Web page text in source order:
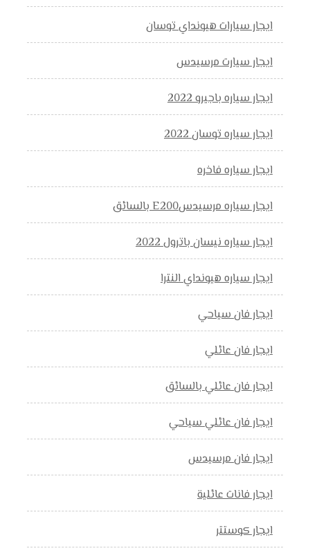
ايجار سيارات هيونداي توسان
ايجار سيارت مرسيدس
ايجار سياره باجيرو 2022
ايجار سياره توسان 2022
ايجار سياره فاخره
ايجار سياره مرسيدسE200 بالسائق
ايجار سياره نيسان باترول 2022
ايجار سياره هيونداي النترا
ايجار فان سياحي
ايجار فان عائلي
ايجار فان عائلي بالسائق
ايجار فان عائلي سياحي
ايجار فان مرسيدس
ايجار فانات عائلية
ايجار كوستتر